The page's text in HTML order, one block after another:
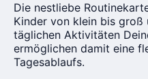
Die nestliebe
Kinder von klein bis groß
täglichen Aktivitäten
ermöglichen damit eine
Tagesablaufs.